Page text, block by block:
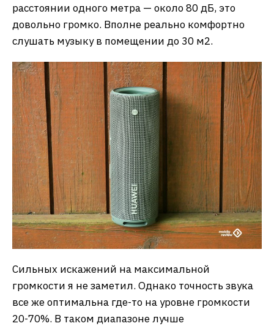
расстоянии одного метра — около 80 дБ, это
довольно громко. Вполне реально комфортно
слушать музыку в помещении до 30 м2.
Сильных искажений на максимальной
громкости я не заметил. Однако точность звука
все же оптимальна где-то на уровне громкости
20-70%. В таком диапазоне лучше